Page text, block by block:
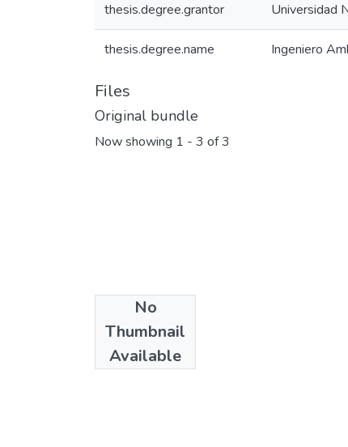
thesis.degree.grantor Universidad
thesis.degree.name Ingeniero
Files
Original bundle
Now showing 1 - 3 of 3
No
Thumbnail
Available